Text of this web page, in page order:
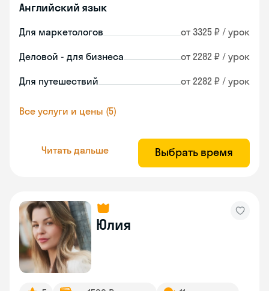
Английский язык
Для маркетологов от 3325 ₽ / урок
Деловой - для бизнеса от 2282 ₽ / урок
Для путешествий от 2282 ₽ / урок
Все услуги и цены (5)
Читать дальше Выбрать время
Юлия